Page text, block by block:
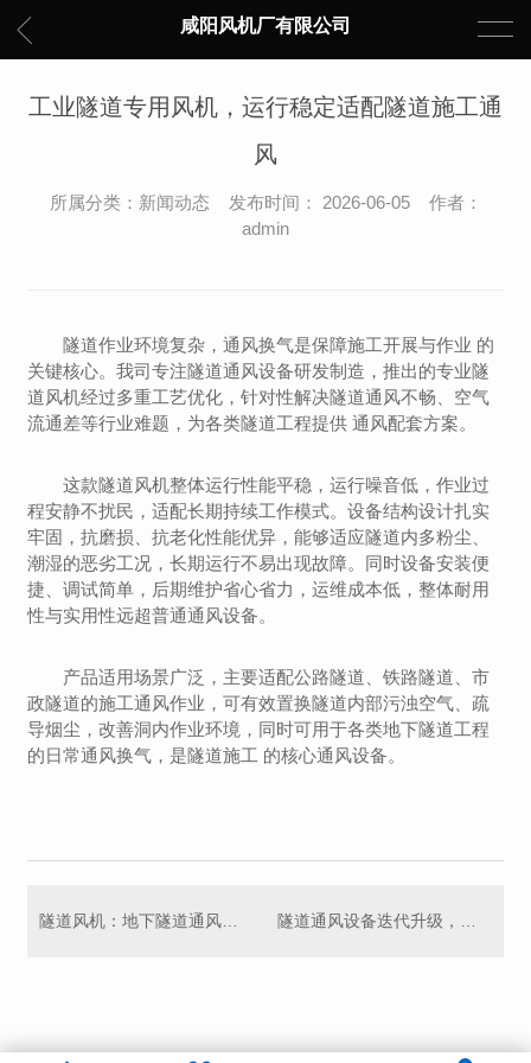
咸阳风机厂有限公司
工业隧道专用风机，运行稳定适配隧道施工通
风
所属分类：新闻动态 发布时间： 2026-06-05 作者：
admin
隧道作业环境复杂，通风换气是保障施工开展与作业 的
关键核心。我司专注隧道通风设备研发制造，推出的专业隧
道风机经过多重工艺优化，针对性解决隧道通风不畅、空气
流通差等行业难题，为各类隧道工程提供 通风配套方案。
这款隧道风机整体运行性能平稳，运行噪音低，作业过
程安静不扰民，适配长期持续工作模式。设备结构设计扎实
牢固，抗磨损、抗老化性能优异，能够适应隧道内多粉尘、
潮湿的恶劣工况，长期运行不易出现故障。同时设备安装便
捷、调试简单，后期维护省心省力，运维成本低，整体耐用
性与实用性远超普通通风设备。
产品适用场景广泛，主要适配公路隧道、铁路隧道、市
政隧道的施工通风作业，可有效置换隧道内部污浊空气、疏
导烟尘，改善洞内作业环境，同时可用于各类地下隧道工程
的日常通风换气，是隧道施工 的核心通风设备。